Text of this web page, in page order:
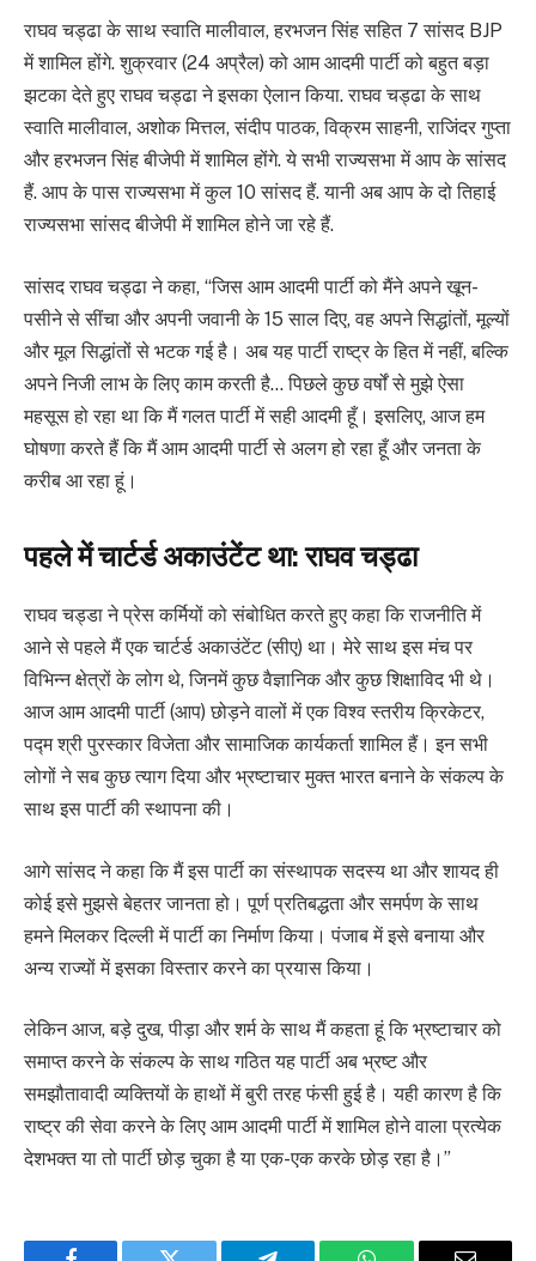
राघव चड्ढा के साथ स्वाति मालीवाल, हरभजन सिंह सहित 7 सांसद BJP
में शामिल होंगे. शुक्रवार (24 अप्रैल) को आम आदमी पार्टी को बहुत बड़ा
झटका देते हुए राघव चड्ढा ने इसका ऐलान किया. राघव चड्ढा के साथ
स्वाति मालीवाल, अशोक मित्तल, संदीप पाठक, विक्रम साहनी, राजिंदर गुप्ता
और हरभजन सिंह बीजेपी में शामिल होंगे. ये सभी राज्यसभा में आप के सांसद
हैं. आप के पास राज्यसभा में कुल 10 सांसद हैं. यानी अब आप के दो तिहाई
राज्यसभा सांसद बीजेपी में शामिल होने जा रहे हैं.
सांसद राघव चड्ढा ने कहा, “जिस आम आदमी पार्टी को मैंने अपने खून-
पसीने से सींचा और अपनी जवानी के 15 साल दिए, वह अपने सिद्धांतों, मूल्यों
और मूल सिद्धांतों से भटक गई है। अब यह पार्टी राष्ट्र के हित में नहीं, बल्कि
अपने निजी लाभ के लिए काम करती है… पिछले कुछ वर्षों से मुझे ऐसा
महसूस हो रहा था कि मैं गलत पार्टी में सही आदमी हूँ। इसलिए, आज हम
घोषणा करते हैं कि मैं आम आदमी पार्टी से अलग हो रहा हूँ और जनता के
करीब आ रहा हूं।
पहले में चार्टर्ड अकाउंटेंट था: राघव चड्ढा
राघव चड्डा ने प्रेस कर्मियों को संबोधित करते हुए कहा कि राजनीति में
आने से पहले मैं एक चार्टर्ड अकाउंटेंट (सीए) था। मेरे साथ इस मंच पर
विभिन्न क्षेत्रों के लोग थे, जिनमें कुछ वैज्ञानिक और कुछ शिक्षाविद भी थे।
आज आम आदमी पार्टी (आप) छोड़ने वालों में एक विश्व स्तरीय क्रिकेटर,
पद्म श्री पुरस्कार विजेता और सामाजिक कार्यकर्ता शामिल हैं। इन सभी
लोगों ने सब कुछ त्याग दिया और भ्रष्टाचार मुक्त भारत बनाने के संकल्प के
साथ इस पार्टी की स्थापना की।
आगे सांसद ने कहा कि मैं इस पार्टी का संस्थापक सदस्य था और शायद ही
कोई इसे मुझसे बेहतर जानता हो। पूर्ण प्रतिबद्धता और समर्पण के साथ
हमने मिलकर दिल्ली में पार्टी का निर्माण किया। पंजाब में इसे बनाया और
अन्य राज्यों में इसका विस्तार करने का प्रयास किया।
लेकिन आज, बड़े दुख, पीड़ा और शर्म के साथ मैं कहता हूं कि भ्रष्टाचार को
समाप्त करने के संकल्प के साथ गठित यह पार्टी अब भ्रष्ट और
समझौतावादी व्यक्तियों के हाथों में बुरी तरह फंसी हुई है। यही कारण है कि
राष्ट्र की सेवा करने के लिए आम आदमी पार्टी में शामिल होने वाला प्रत्येक
देशभक्त या तो पार्टी छोड़ चुका है या एक-एक करके छोड़ रहा है।”